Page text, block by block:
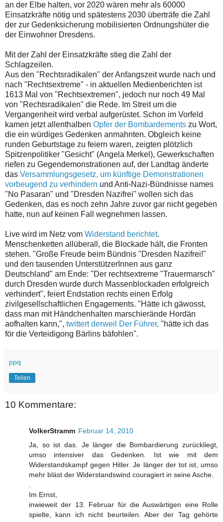
an der Elbe halten, vor 2020 wären mehr als 60000
Einsatzkräfte nötig und spätestens 2030 überträfe die Zahl
der zur Gedenksicherung mobilisierten Ordnungshüter die
der Einwohner Dresdens.
Mit der Zahl der Einsatzkräfte stieg die Zahl der
Schlagzeilen.
Aus den "Rechtsradikalen" der Anfangszeit wurde nach und
nach "Rechtsextreme" - in aktuellen Medienberichten ist
1613 Mal von "Rechtsextremen", jedoch nur noch 49 Mal
von "Rechtsradikalen" die Rede. Im Streit um die
Vergangenheit wird verbal aufgerüstet. Schon im Vorfeld
kamen jetzt allenthalben Opfer der Bombardements zu Wort,
die ein würdiges Gedenken anmahnten. Obgleich keine
runden Geburtstage zu feiern waren, zeigten plötzlich
Spitzenpolitiker "Gesicht" (Angela Merkel), Gewerkschaften
riefen zu Gegendemonstrationen auf, der Landtag änderte
das Versammlungsgesetz, um künftige Demonstrationen
vorbeugend zu verhindern und Anti-Nazi-Bündnisse names
"No Pasaran" und "Dresden Nazifrei" wollen sich das
Gedenken, das es noch zehn Jahre zuvor gar nicht gegeben
hatte, nun auf keinen Fall wegnehmen lassen.
Live wird im Netz vom Widerstand berichtet.
Menschenketten allüberall, die Blockade hält, die Fronten
stehen. "Große Freude beim Bündnis "Dresden Nazifrei!"
und den tausenden UnterstützerInnen aus ganz
Deutschland" am Ende: "Der rechtsextreme "Trauermarsch"
durch Dresden wurde durch Massenblockaden erfolgreich
verhindert", feiert Endstation rechts einen Erfolg
zivilgesellschaftlichen Engagements. "Hätte ich gäwosst,
dass man mit Händchenhalten marschierände Hordän
aofhalten kann,", twittert derweil Der Führer, "hätte ich das
för die Verteidigong Bärlins bäfohlen".
ppq
Teilen
10 Kommentare:
VolkerStramm Februar 14, 2010
Ja, so ist das. Je länger die Bombardierung zurückliegt,
umso intensiver das Gedenken. Ist wie mit dem
Widerstandskampf gegen Hitler. Je länger der tot ist, umso
mehr bläst der Widerstandswind couragiert in seine Asche.
Im Ernst,
inwieweit der 13. Februar für die Auswärtigen eine Rolle
spielte, kann ich nicht beurteilen. Aber der Tag gehörte